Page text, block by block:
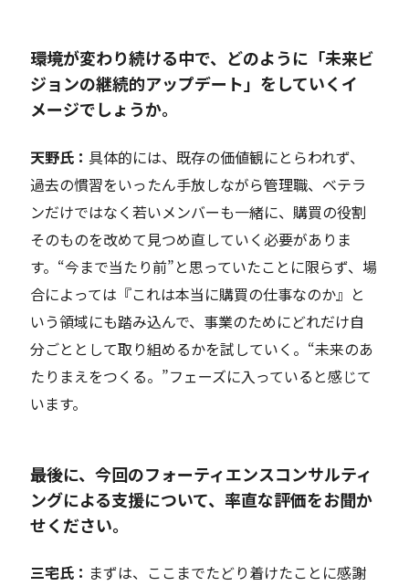
――環境が変わり続ける中で、どのように「未来ビ
ジョンの継続的アップデート」をしていくイ
メージでしょうか。
天野氏： 具体的には、既存の価値観にとらわれず、
過去の慣習をいったん手放しながら管理職、ベテラ
ンだけではなく若いメンバーも一緒に、購買の役割
そのものを改めて見つめ直していく必要がありま
す。“今まで当たり前”と思っていたことに限らず、場
合によっては『これは本当に購買の仕事なのか』と
いう領域にも踏み込んで、事業のためにどれだけ自
分ごととして取り組めるかを試していく。 “未来のあ
たりまえをつくる。 ”フェーズに入っていると感じて
います。
――最後に、今回のフォーティエンスコンサルティ
ングによる支援について、率直な評価をお聞か
せください。
三宅氏： まずは、ここまでたどり着けたことに感謝